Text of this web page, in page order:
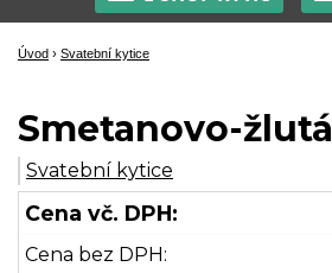
Úvod › Svatební kytice
Smetanovo-žlutá
Svatební kytice
Cena vč. DPH:
Cena bez DPH: